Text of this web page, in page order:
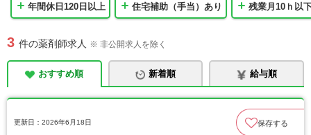
年間休日120日以上 住宅補助（手当）あり 残業月10ｈ以
3 件の薬剤師求人 ※ 非公開求人を除く
おすすめ順 新着順 給与順
更新日：2026年6月18日 保存する